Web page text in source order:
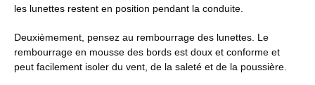
les lunettes restent en position pendant la conduite.
Deuxièmement, pensez au rembourrage des lunettes. Le
rembourrage en mousse des bords est doux et conforme et
peut facilement isoler du vent, de la saleté et de la poussière.